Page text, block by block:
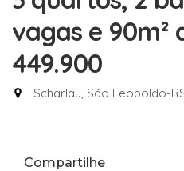
vagas e 90m²
449.900
Scharlau, São Leopoldo-
Compartilhe